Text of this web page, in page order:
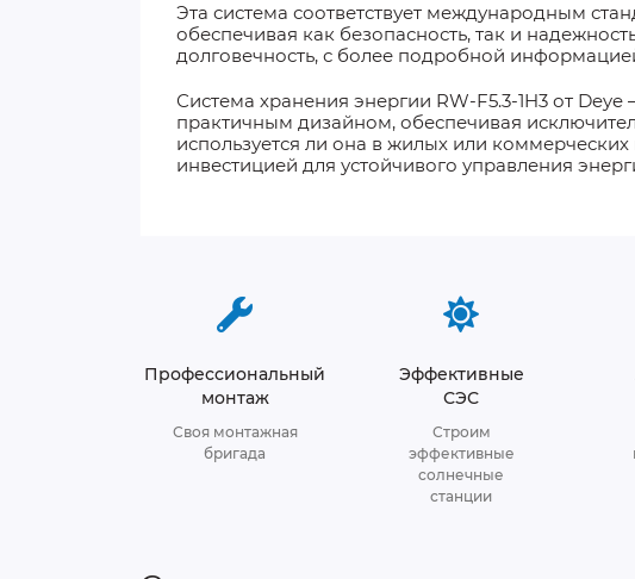
Эта система соответствует международным
обеспечивая как безопасность, так и
долговечность, с более подробной
Система хранения энергии RW-F5.3-1H3 от
практичным дизайном, обеспечивая
используется ли она в жилых или
инвестицией для устойчивого управления
Профессиональный
монтаж
Своя монтажная
бригада
Эффективные
СЭС
Строим
эффективные
солнечные
станции